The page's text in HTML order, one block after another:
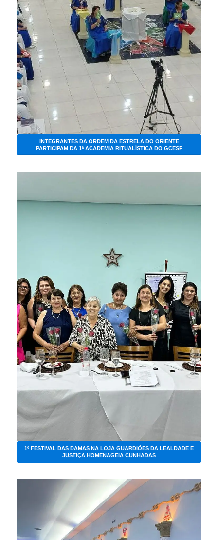
INTEGRANTES DA ORDEM DA ESTRELA DO ORIENTE
PARTICIPAM DA 1ª ACADEMIA RITUALÍSTICA DO GCESP
1º FESTIVAL DAS DAMAS NA LOJA GUARDIÕES DA LEALDADE E
JUSTIÇA HOMENAGEIA CUNHADAS